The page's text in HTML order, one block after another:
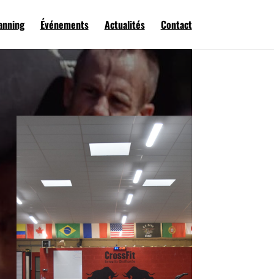
Événements Actualités Contact